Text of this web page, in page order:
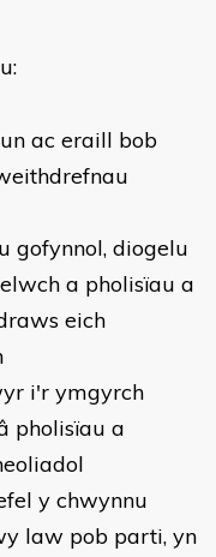
ac eraill bob
gofynnol, diogelu
a pholisïau a
eich
i'r ymgyrch
pholisïau a
y chwynnu
law pob parti, yn